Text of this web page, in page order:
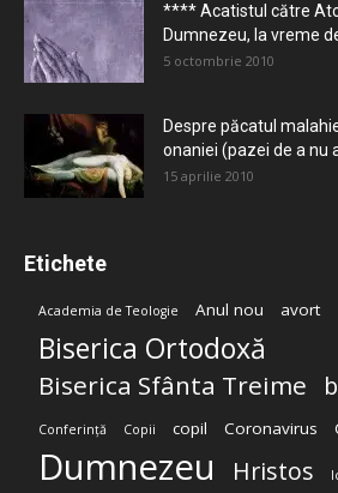
**** Acatistul către
Dumnezeu, la vreme
5 octombrie 2010
Despre păcatul
onaniei (pazei de a nu
15 aprilie 2010
Etichete
Academia de Teologie Anul nou avort
Biserica Ortodoxă
Biserica Sfânta Treime
Conferință Copii copil Coronavirus
Dumnezeu Hristos